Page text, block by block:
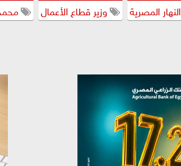
النهار المصرية وزير قطاع الأعمال